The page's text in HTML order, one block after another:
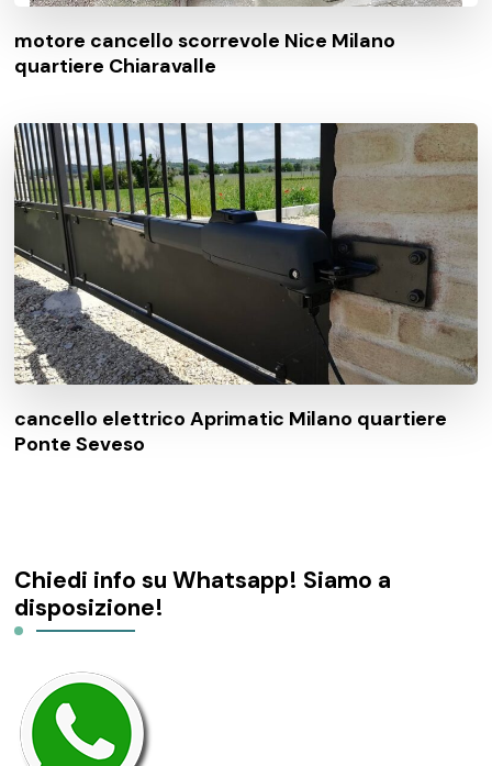
motore cancello scorrevole Nice Milano
quartiere Chiaravalle
cancello elettrico Aprimatic Milano quartiere
Ponte Seveso
Chiedi info su Whatsapp! Siamo a
disposizione!